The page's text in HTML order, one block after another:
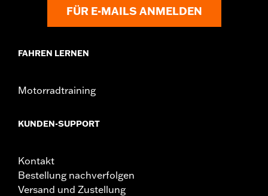
FÜR E-MAILS ANMELDEN
FAHREN LERNEN
Motorradtraining
KUNDEN-SUPPORT
Kontakt
Bestellung nachverfolgen
Versand und Zustellung